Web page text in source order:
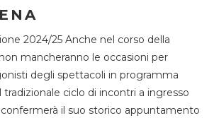
2024/25 Anche nel corso della
mancheranno le occasioni per
degli spettacoli in programma
tradizionale ciclo di incontri a ingresso
il suo storico appuntamento